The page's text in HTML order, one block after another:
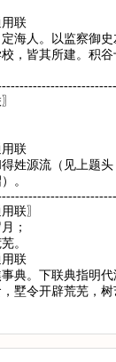
联
海人。以监察御史
，皆其所建。积
联
姓源流（见上题
。
联〗
；
。
联
典。下联典指明
墅令开辟荒芜，